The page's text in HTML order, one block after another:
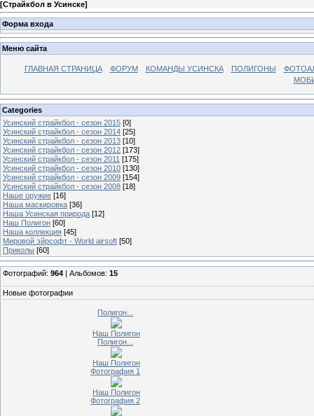
[Страйкбол в Усинске]
Форма входа
Меню сайта
ГЛАВНАЯ СТРАНИЦА ФОРУМ КОМАНДЫ УСИНСКА ПОЛИГОНЫ
Categories
Усинский страйкбол - сезон 2015 [0]
Усинский страйкбол - сезон 2014 [25]
Усинский страйкбол - сезон 2013 [10]
Усинский страйкбол - сезон 2012 [173]
Усинский страйкбол - сезон 2011 [175]
Усинский страйкбол - сезон 2010 [130]
Усинский страйкбол - сезон 2009 [154]
Усинский страйкбол - сезон 2008 [18]
Наше оружие [16]
Наша маскировка [36]
Наша Усинская природа [12]
Наш Полигон [60]
Наша коллекция [45]
Мировой эйрсофт - World airsoft [50]
Приколы [60]
Фотографий: 964 | Альбомов: 15
Новые фотографии
Полигон...
Наш Полигон
Полигон...
Наш Полигон
Фотография 1
Наш Полигон
Фотография 2